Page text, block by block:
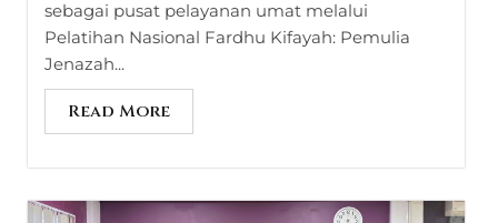
sebagai pusat pelayanan umat melalui
Pelatihan Nasional Fardhu Kifayah: Pemulia
Jenazah...
Read More